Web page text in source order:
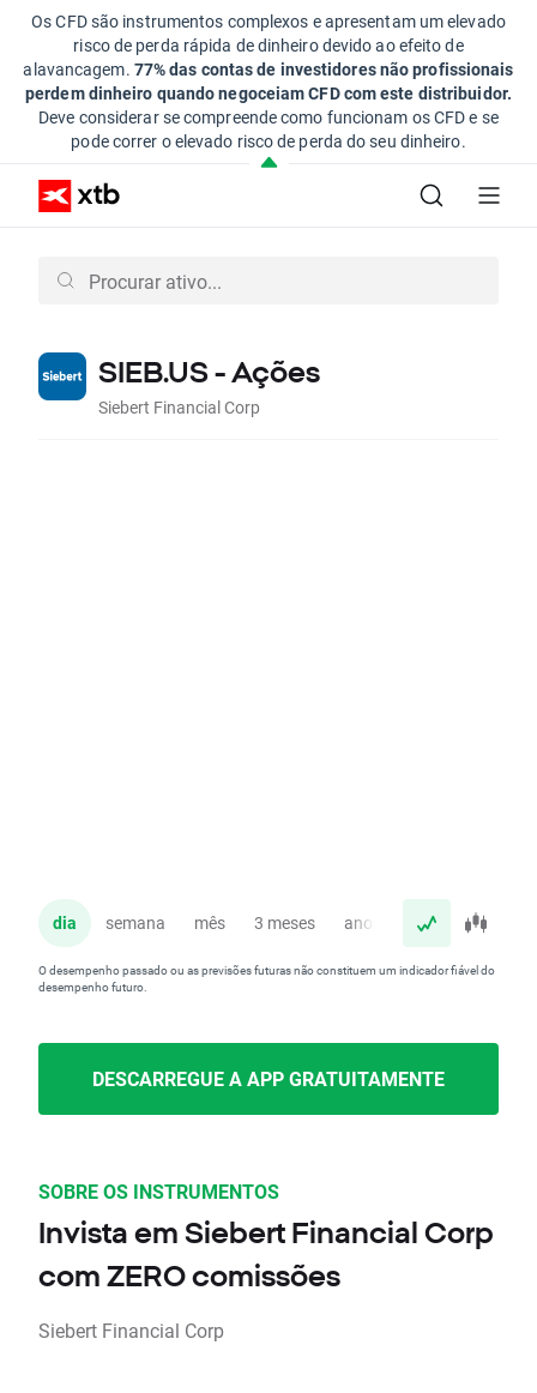
Os CFD são instrumentos complexos e apresentam um elevado
risco de perda rápida de dinheiro devido ao efeito de
alavancagem. 77% das contas de investidores não profissionais
perdem dinheiro quando negoceiam CFD com este distribuidor.
Deve considerar se compreende como funcionam os CFD e se
pode correr o elevado risco de perda do seu dinheiro.
SIEB.US - Ações
Siebert Financial Corp
dia semana mês 3 meses ano
O desempenho passado ou as previsões futuras não constituem um indicador fiável do
desempenho futuro.
DESCARREGUE A APP GRATUITAMENTE
SOBRE OS INSTRUMENTOS
Invista em Siebert Financial Corp
com ZERO comissões
Siebert Financial Corp